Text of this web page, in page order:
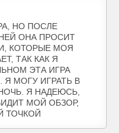
НО ПОСЛЕ
ОНА ПРОСИТ
КОТОРЫЕ МОЯ
ТАК КАК Я
ЭТА ИГРА
Я МОГУ ИГРАТЬ В
Я НАДЕЮСЬ,
МОЙ ОБЗОР,
ТОЧКОЙ